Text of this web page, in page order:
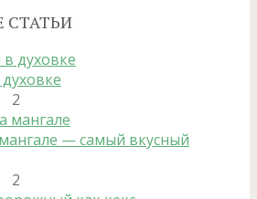
СТАТЬИ
2
— самый вкусный
2